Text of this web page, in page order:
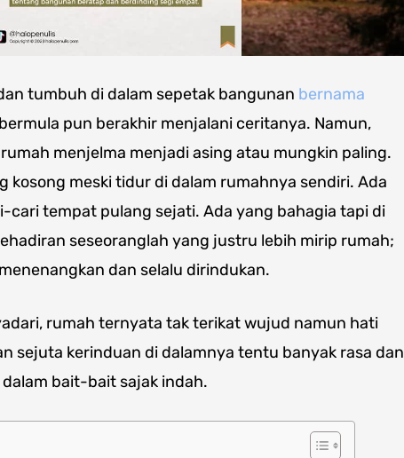
tumbuh di dalam sepetak bangunan bernama
pun berakhir menjalani ceritanya. Namun,
menjelma menjadi asing atau mungkin paling.
kosong meski tidur di dalam rumahnya sendiri. Ada
cari tempat pulang sejati. Ada yang bahagia tapi di
seseoranglah yang justru lebih mirip rumah;
dan selalu dirindukan.
rumah ternyata tak terikat wujud namun hati
sejuta kerinduan di dalamnya tentu banyak rasa dan
bait-bait sajak indah.